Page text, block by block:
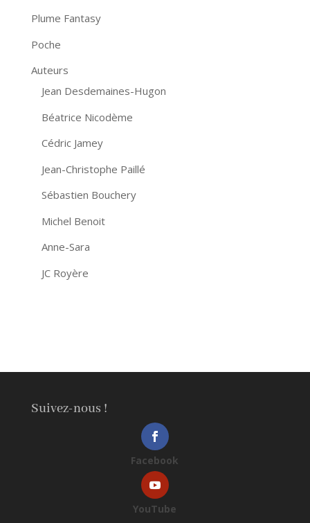
Plume Fantasy
Poche
Auteurs
Jean Desdemaines-Hugon
Béatrice Nicodème
Cédric Jamey
Jean-Christophe Paillé
Sébastien Bouchery
Michel Benoit
Anne-Sara
JC Royère
Suivez-nous !
Facebook
YouTube